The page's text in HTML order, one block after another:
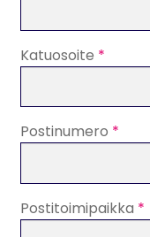
Katuosoite *
Postinumero *
Postitoimipaikka *